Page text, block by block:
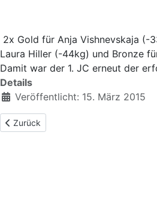
2x Gold für Anja Vishnevskaja (-
Laura Hiller (-44kg) und Bronze
Damit war der 1. JC erneut der
Details
Veröffentlicht: 15. März 2015
Vorheriger Beitrag: Die besten
Zurück